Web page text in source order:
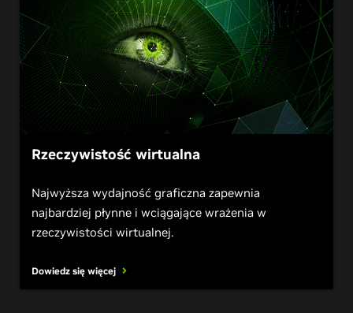
Rzeczywistość wirtualna
Najwyższa wydajność graficzna zapewnia
najbardziej płynne i wciągające wrażenia w
rzeczywistości wirtualnej.
Dowiedz się więcej